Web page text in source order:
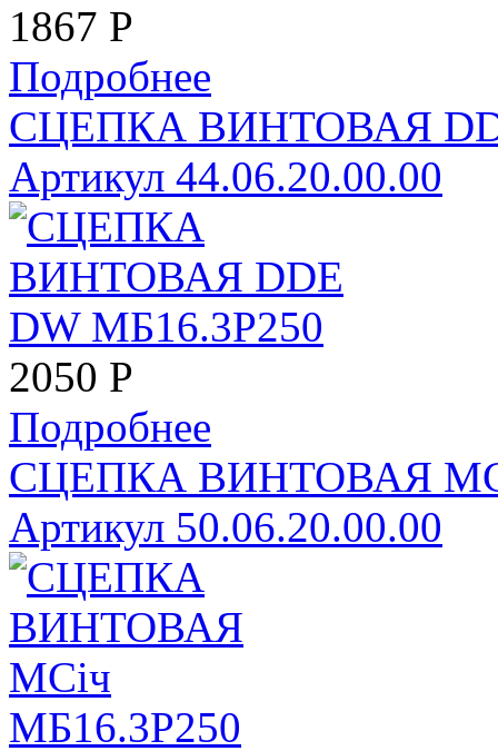
1867 Р
Подробнее
СЦЕПКА ВИНТОВАЯ
Артикул 44.06.20.00.00
2050 Р
Подробнее
СЦЕПКА ВИНТОВАЯ
Артикул 50.06.20.00.00